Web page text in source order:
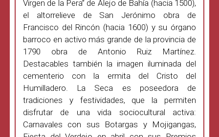
Virgen de la Pera” de Alejo de Bahía (hacia 1500),
el altorrelieve de San Jerónimo obra de
Francisco del Rincón (hacia 1600) y su órgano
barroco en activo más grande de la provincia de
1790 obra de Antonio Ruiz Martínez.
Destacables también la imagen iluminada del
cementerio con la ermita del Cristo del
Humilladero. La Seca es poseedora de
tradiciones y festividades, que la permiten
disfrutar de una vida sociocultural activa:
Carnavales con sus Botargas y Mojigangas,